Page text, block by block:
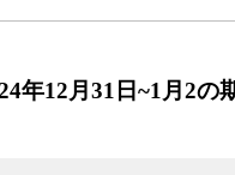
年12月31日~1月2の